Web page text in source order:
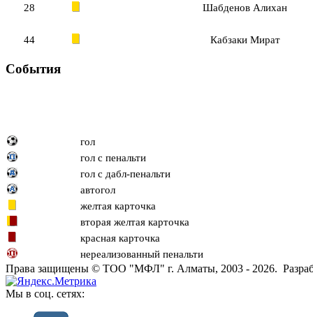
28 Шабденов Алихан
44 Кабзаки Мират
События
гол
гол с пенальти
гол с дабл-пенальти
автогол
желтая карточка
вторая желтая карточка
красная карточка
нереализованный пенальти
Права защищены © ТОО "МФЛ" г. Алматы, 2003 - 2026.
Мы в соц. сетях: